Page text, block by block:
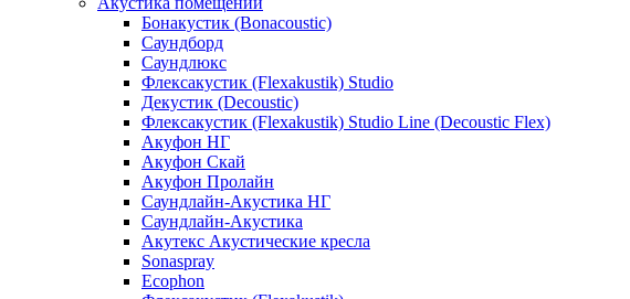
Бонакустик (Bonacoustic)
Саундборд
Саундлюкс
Флексакустик (Flexakustik) Studio
Декустик (Decoustic)
Флексакустик (Flexakustik) Studio Line (Decoustic Flex)
Акуфон НГ
Акуфон Скай
Акуфон Пролайн
Саундлайн-Акустика НГ
Саундлайн-Акустика
Акутекс Акустические кресла
Sonaspray
Ecophon